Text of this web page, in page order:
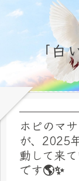
「白
ホピのマ
が、2025
動して来
です🌎✨